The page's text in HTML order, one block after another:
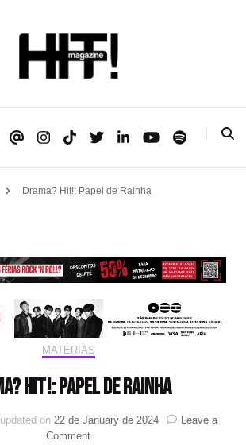
Drama? Hit!: Papel de Rainha
MATÉRIAS
Hit!: Papel de Rainha
updated on 22 de January de 2024
Leave a
Commenton